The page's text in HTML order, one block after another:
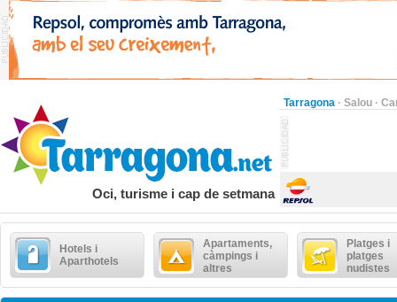
Tarragona · Salou ·
Oci, turisme i cap de setmana
Hotels i
Aparthotels
Apartaments,
càmpings i
altres
Platges i
platges
nudistes